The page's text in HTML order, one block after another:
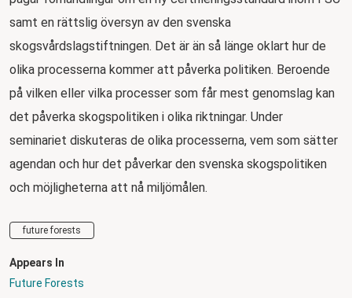
samt en rättslig översyn av den svenska
skogsvårdslagstiftningen. Det är än så länge oklart hur de
olika processerna kommer att påverka politiken. Beroende
på vilken eller vilka processer som får mest genomslag kan
det påverka skogspolitiken i olika riktningar. Under
seminariet diskuteras de olika processerna, vem som sätter
agendan och hur det påverkar den svenska skogspolitiken
och möjligheterna att nå miljömålen.
future forests
Appears In
Future Forests